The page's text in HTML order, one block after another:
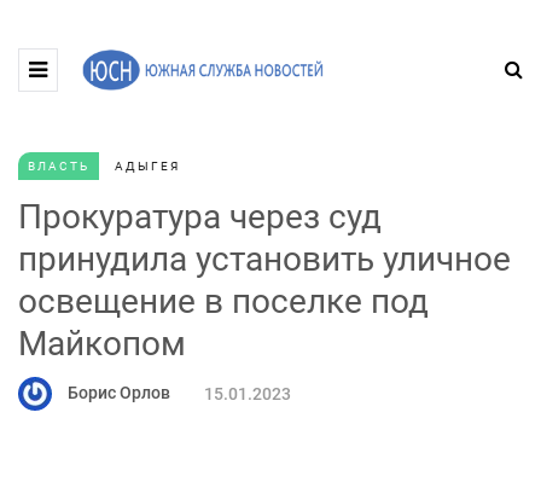
ВЛАСТЬ АДЫГЕЯ
Прокуратура через суд
принудила установить уличное
освещение в поселке под
Майкопом
Борис Орлов 15.01.2023